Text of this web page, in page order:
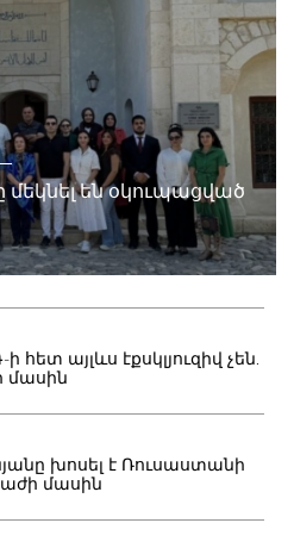
մեկնել են օկուպացված
հետ այլևս էքսկլյուզիվ չեն.
մասին
խոսել է Ռուսաստանի
մասին